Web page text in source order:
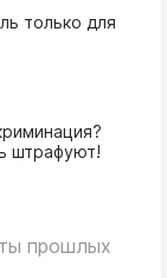
только для
штрафуют!
прошлых